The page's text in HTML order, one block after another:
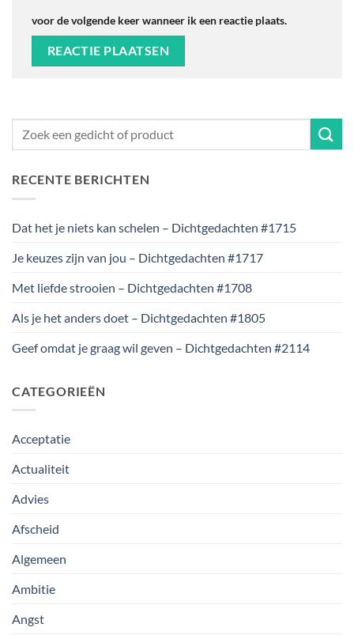
voor de volgende keer wanneer ik een reactie plaats.
RECENTE BERICHTEN
Dat het je niets kan schelen – Dichtgedachten #1715
Je keuzes zijn van jou – Dichtgedachten #1717
Met liefde strooien – Dichtgedachten #1708
Als je het anders doet – Dichtgedachten #1805
Geef omdat je graag wil geven – Dichtgedachten #2114
CATEGORIEËN
Acceptatie
Actualiteit
Advies
Afscheid
Algemeen
Ambitie
Angst